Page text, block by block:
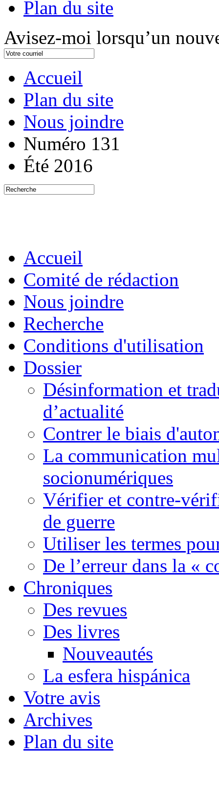
Plan du site
Avisez-moi lorsqu’un
Accueil
Plan du site
Nous joindre
Numéro 131
Été 2016
Accueil
Comité de rédaction
Nous joindre
Recherche
Conditions d'utilisation
Dossier
Désinformation et
d’actualité
Contrer le biais
La communication
socionumériques
Vérifier et contre-
de guerre
Utiliser les termes
De l’erreur dans la «
Chroniques
Des revues
Des livres
Nouveautés
La esfera hispánica
Votre avis
Archives
Plan du site